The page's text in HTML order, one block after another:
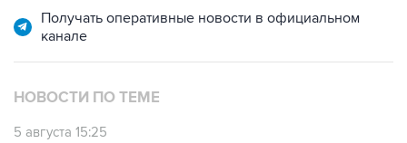
Получать оперативные новости в официальном
канале
НОВОСТИ ПО ТЕМЕ
5 августа 15:25